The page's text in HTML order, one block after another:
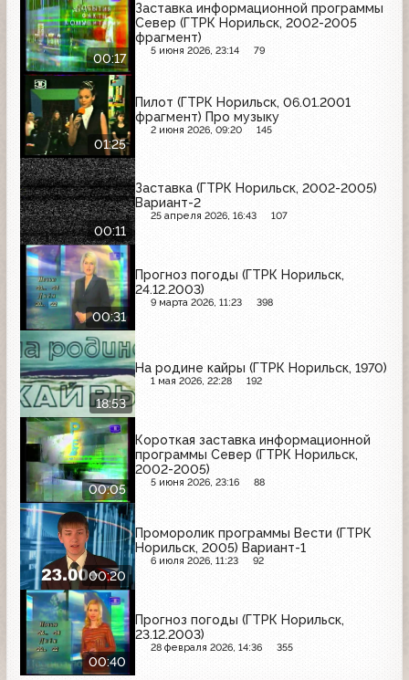
00:17
Заставка информационной программы
Север (ГТРК Норильск, 2002-2005
фрагмент)
5 июня 2026, 23:14 79
01:25
Пилот (ГТРК Норильск, 06.01.2001
фрагмент) Про музыку
2 июня 2026, 09:20 145
00:11
Заставка (ГТРК Норильск, 2002-2005)
Вариант-2
25 апреля 2026, 16:43 107
00:31
Прогноз погоды (ГТРК Норильск,
24.12.2003)
9 марта 2026, 11:23 398
18:53
На родине кайры (ГТРК Норильск, 1970)
1 мая 2026, 22:28 192
00:05
Короткая заставка информационной
программы Север (ГТРК Норильск,
2002-2005)
5 июня 2026, 23:16 88
00:20
Проморолик программы Вести (ГТРК
Норильск, 2005) Вариант-1
6 июля 2026, 11:23 92
00:40
Прогноз погоды (ГТРК Норильск,
23.12.2003)
28 февраля 2026, 14:36 355